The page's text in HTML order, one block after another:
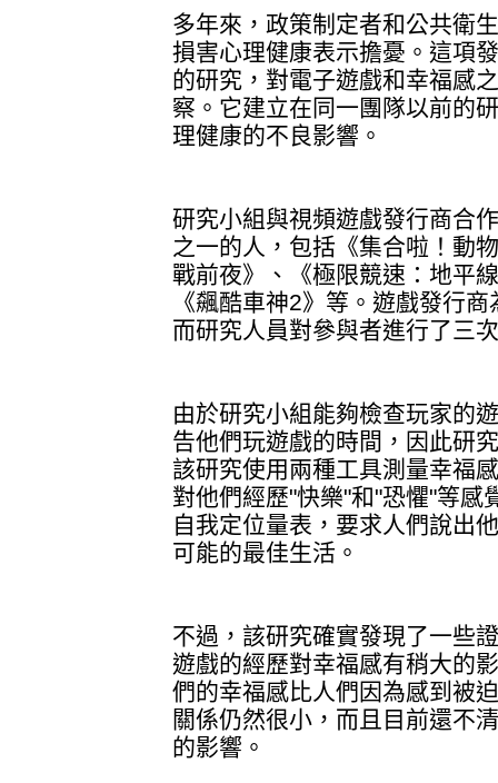
多年來，政策制定者和公共衛
損害心理健康表示擔憂。這項
的研究，對電子遊戲和幸福感
察。它建立在同一團隊以前的
理健康的不良影響。
研究小組與視頻遊戲發行商合
之一的人，包括《集合啦！動
戰前夜》、《極限競速：地平
《飆酷車神2》等。遊戲發行
而研究人員對參與者進行了三
由於研究小組能夠檢查玩家的
告他們玩遊戲的時間，因此研
該研究使用兩種工具測量幸福
對他們經歷"快樂"和"恐懼"等感
自我定位量表，要求人們說出
可能的最佳生活。
不過，該研究確實發現了一些
遊戲的經歷對幸福感有稍大的
們的幸福感比人們因為感到被
關係仍然很小，而且目前還不
的影響。